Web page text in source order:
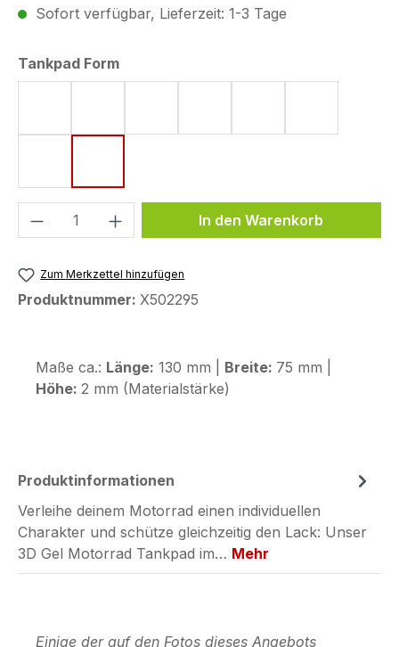
Sofort verfügbar, Lieferzeit: 1-3 Tage
Tankpad Formauswählen
Produkt Anzahl: Gib denIn den Warenkorb
Zum Merkzettel hinzufügen
Produktnummer: X502295
Maße ca.: Länge: 130 mm | Breite: 75 mm |
Höhe: 2 mm (Materialstärke)
Produktinformationen
Verleihe deinem Motorrad einen individuellen
Charakter und schütze gleichzeitig den Lack: Unser
3D Gel Motorrad Tankpad im… Mehr
Einige der auf den Fotos dieses Angebots